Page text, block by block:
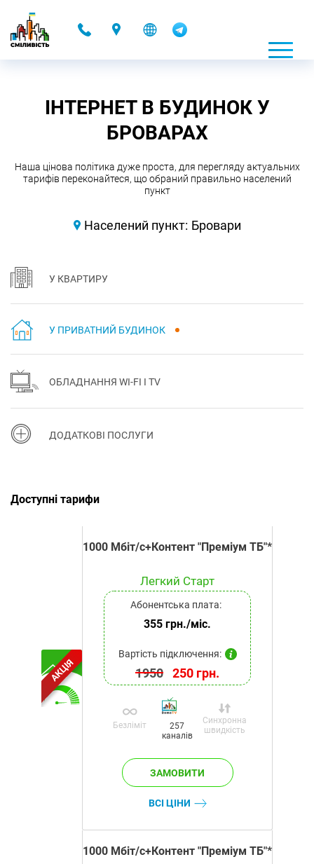
ІНТЕРНЕТ В БУДИНОК У
БРОВАРАХ
Наша цінова політика дуже проста, для перегляду актуальних
тарифів переконайтеся, що обраний правильно населений
пункт
Населений пункт: Бровари
У КВАРТИРУ
У ПРИВАТНИЙ БУДИНОК
ОБЛАДНАННЯ WI-FI І TV
ДОДАТКОВІ ПОСЛУГИ
Доступні тарифи
АКЦІЯ
1000 Мбіт/с+Контент "Преміум ТБ"*
Легкий Старт
Абонентська плата:
355 грн./міс.
Вартість підключення:
1950 250 грн.
Безліміт
257
каналів
Синхронна
швидкість
ВСІ ЦІНИ
1000 Мбіт/с+Контент "Преміум ТБ"*